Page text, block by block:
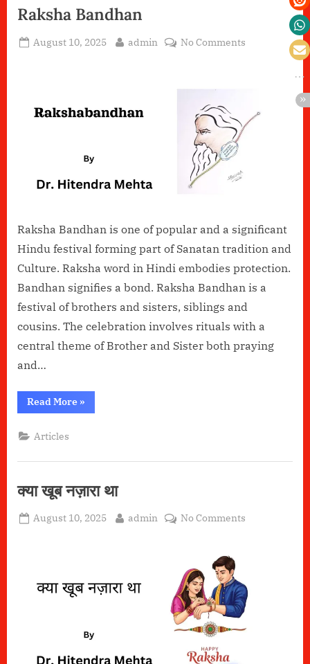
Raksha Bandhan
Posted
August 10, 2025 By
admin No Commentson
Raksha Bandhan is one of popular and a significant
Hindu festival forming part of Sanatan tradition and
Culture. Raksha word in Hindi embodies protection.
Bandhan signifies a bond. Raksha Bandhan is a
festival of brothers and sisters, siblings and
cousins. The celebration involves rituals with a
central theme of Brother and Sister both praying
and…
Read More“Raksha
Bandhan”
»
Articles
क्या खूब नज़ारा था
Posted
August 10, 2025 By
admin No Commentson